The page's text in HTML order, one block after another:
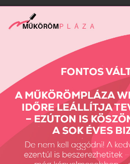
Műkörmös alapanyagra lenne
Akkor keresse fel webáruházunkat és
Megjelent:2082 alkalommal
Vissza a tetejére
Részletes Kereső
Keresés...